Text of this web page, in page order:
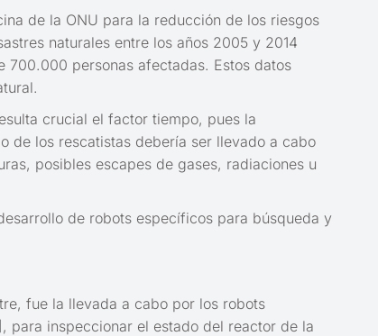
de la ONU para la reducción de los riesgos
naturales entre los años 2005 y 2014
700.000 personas afectadas. Estos datos
crucial el factor tiempo, pues la
de los rescatistas debería ser llevado a cabo
posibles escapes de gases, radiaciones u
de robots específicos para búsqueda y
fue la llevada a cabo por los robots
para inspeccionar el estado del reactor de la